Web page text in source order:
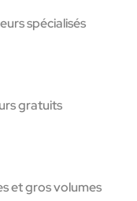
spécialisés
gratuits
et gros volumes